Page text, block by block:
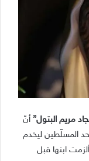
مريم البتول” أنّ
المسلّطين ليخدم
ابنها قبل